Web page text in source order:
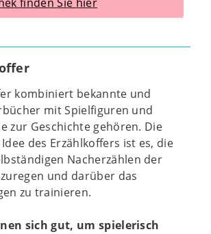
kombiniert bekannte und
mit Spielfiguren und
zur Geschichte gehören. Die
des Erzählkoffers ist es, die
Nacherzählen der
und darüber das
zu trainieren.
sich gut, um spielerisch